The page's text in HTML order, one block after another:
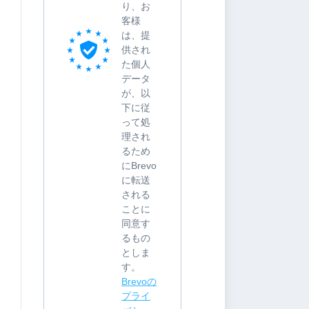
り、お
客様
は、提
供され
た個人
データ
が、以
下に従
って処
理され
るため
にBrevo
に転送
される
ことに
同意す
るもの
としま
す。
Brevoの
プライ